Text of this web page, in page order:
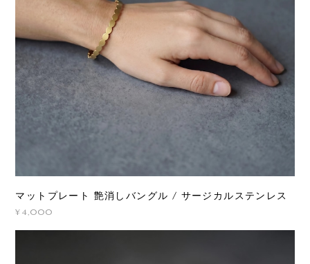
マットプレート 艶消しバングル / サージカルステンレス
¥4,000